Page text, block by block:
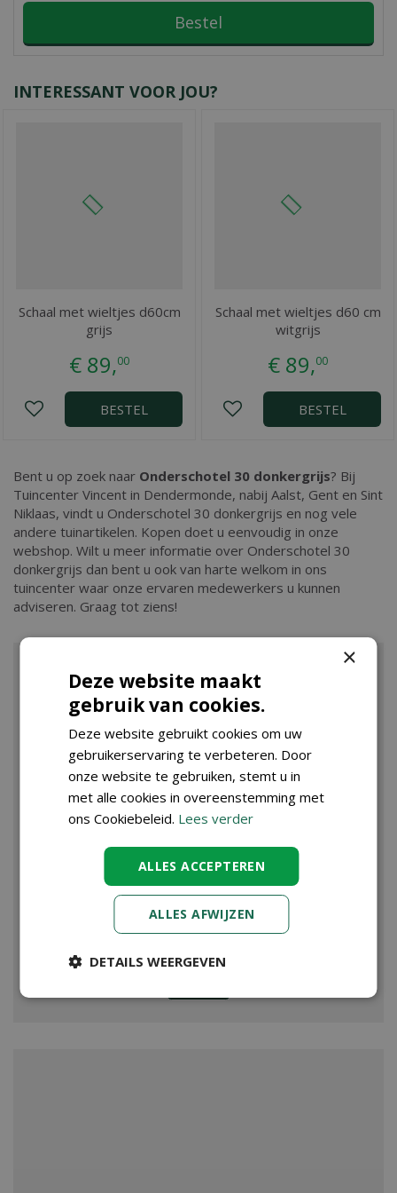
INTERESSANT VOOR JOU?
Schaal met wieltjes d60cm
grijs
€ 89,00
BESTEL
Schaal met wieltjes d60 cm
witgrijs
€ 89,00
BESTEL
Bent u op zoek naar Onderschotel 30 donkergrijs? Bij
Tuincenter Vincent in Dendermonde, nabij Aalst, Gent en Sint
Niklaas, vindt u Onderschotel 30 donkergrijs en nog vele
andere tuinartikelen. Kopen doet u eenvoudig in onze
webshop. Wilt u meer informatie over Onderschotel 30
donkergrijs dan bent u ook van harte welkom in ons
tuincenter waar onze ervaren medewerkers u kunnen
adviseren. Graag tot ziens!
×
Deze website maakt
gebruik van cookies.
Deze website gebruikt cookies om uw
gebruikerservaring te verbeteren. Door
onze website te gebruiken, stemt u in
met alle cookies in overeenstemming met
ons Cookiebeleid. Lees verder
ALLES ACCEPTEREN
ALLES AFWIJZEN
DETAILS WEERGEVEN